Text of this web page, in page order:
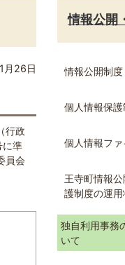
月26日
行政
に準
員会
情報公開
情報公開制度
個人情報保
個人情報フ
王寺町情報
護制度の運
独自利用事務
いて